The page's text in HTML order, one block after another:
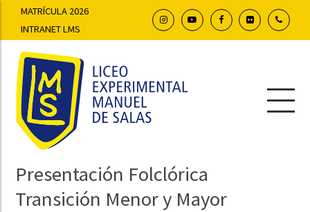
MATRÍCULA 2026
INTRANET LMS
Presentación Folclórica
Transición Menor y Mayor